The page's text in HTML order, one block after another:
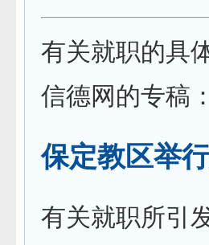
有关就职的具
信德网的专稿：
保定教区举
有关就职所引